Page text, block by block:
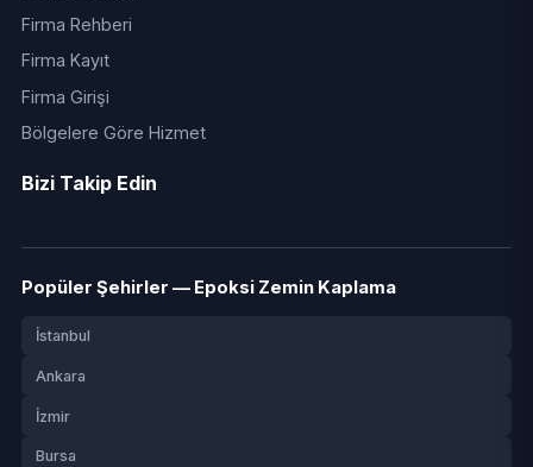
Firma Rehberi
Firma Kayıt
Firma Girişi
Bölgelere Göre Hizmet
Bizi Takip Edin
Popüler Şehirler — Epoksi Zemin Kaplama
İstanbul
Ankara
İzmir
Bursa